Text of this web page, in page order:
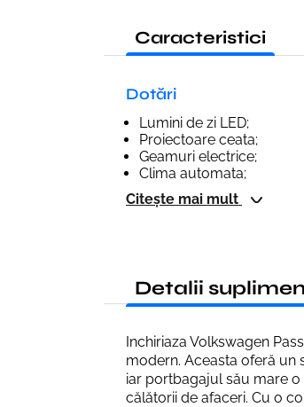
Caracteristici
Dotări
Lumini de zi LED;
Proiectoare ceata;
Geamuri electrice;
Clima automata;
Citește mai mult
Detalii
Inchiriaza Volkswagen
modern. Aceasta oferă un
iar portbagajul său mare
călătorii de afaceri. Cu o